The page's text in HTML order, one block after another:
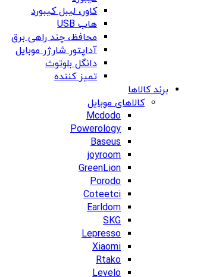
کاور، لیبل کیبورد
هاب USB
محافظ، چند راهی برق
آداپتور شارژر موبایل
دانگل بلوتوث
تمیز کننده
برند کالاها
کالاهای موبایل
Mcdodo
Powerology
Baseus
joyroom
GreenLion
Porodo
Coteetci
Earldom
SKG
Lepresso
Xiaomi
Rtako
Levelo